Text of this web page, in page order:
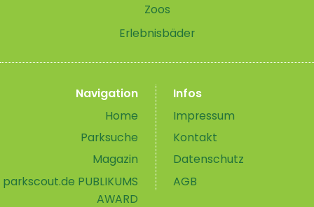
Zoos
Erlebnisbäder
Navigation
Home
Parksuche
Magazin
parkscout.de PUBLIKUMS
AWARD
Infos
Impressum
Kontakt
Datenschutz
AGB